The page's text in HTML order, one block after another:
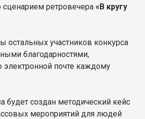
сценарием ретровечера «В кругу
остальных участников конкурса
благодарностями,
почте каждому
будет создан методический кейс
мероприятий для людей